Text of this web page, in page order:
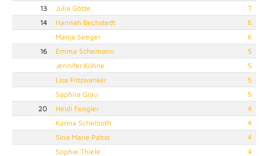
13
Julia Götze
7
14
Hannah Bechstedt
6
Manja Seeger
6
16
Emma Schemann
5
Jennifer Kühne
5
Lisa Fritzwanker
5
Saphira Grau
5
20
Heidi Fengler
4
Karina Schellroth
4
Sina Marie Pabst
4
Sophie Thiele
4